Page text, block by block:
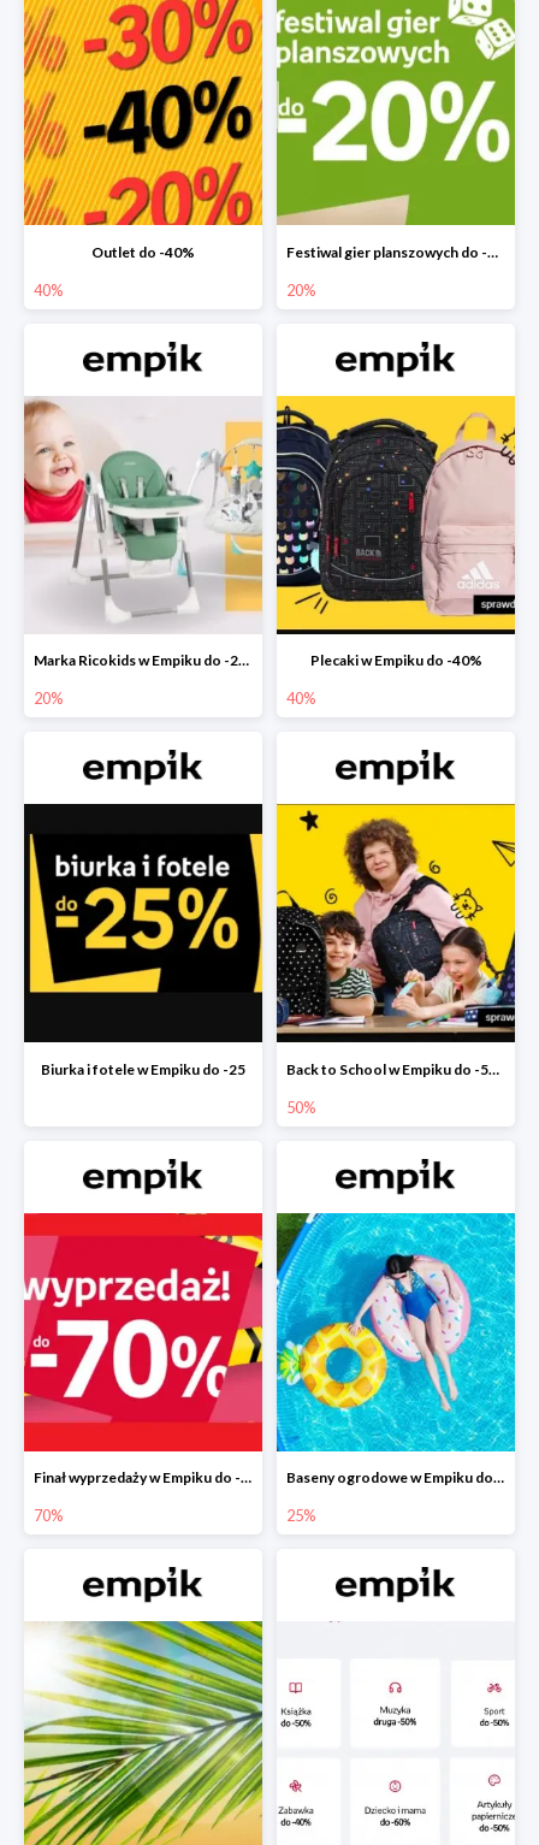
Outlet do -40%
40%
Festiwal gier planszowych do -20%
20%
Marka Ricokids w Empiku do -20%
20%
Plecaki w Empiku do -40%
40%
Biurka i fotele w Empiku do -25 Back to School w Empiku do -50%
50%
Finał wyprzedaży w Empiku do -70%
70%
Baseny ogrodowe w Empiku do -25%
25%